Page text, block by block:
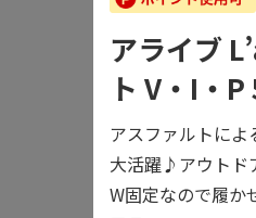
アライブ
ト V・I・
アスファルトに
大活躍♪アウトド
W固定なので履か